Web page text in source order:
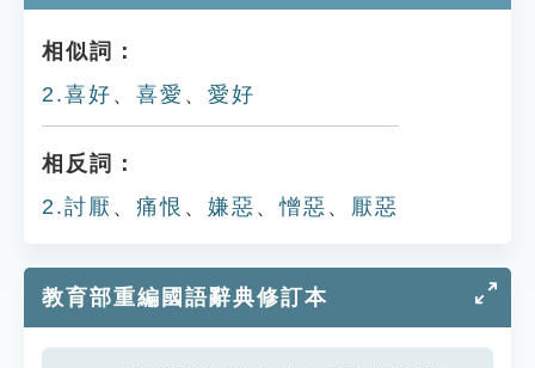
相似詞：
2.喜好 、 喜愛 、 愛好
相反詞：
2.討厭 、 痛恨 、 嫌惡 、憎惡 、 厭惡
教育部重編國語辭典修訂本